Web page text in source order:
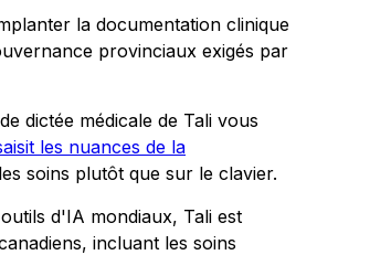
la documentation clinique
provinciaux exigés par
dictée médicale de Tali vous
les nuances de la
soins plutôt que sur le clavier.
d'IA mondiaux, Tali est
incluant les soins